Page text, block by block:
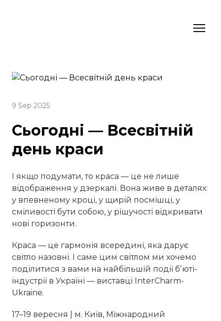
9 Sep 2025
Сьогодні — Всесвітній
день краси
І якщо подумати, то краса — це не лише
відображення у дзеркалі. Вона живе в деталях:
у впевненому кроці, у щирій посмішці, у
сміливості бути собою, у рішучості відкривати
нові горизонти.
Краса — це гармонія всередині, яка дарує
світло назовні. І саме цим світлом ми хочемо
поділитися з вами на найбільшій події бʼюті-
індустрії в Україні — виставці InterCharm-
Ukraine.
17–19 вересня | м. Київ, Міжнародний